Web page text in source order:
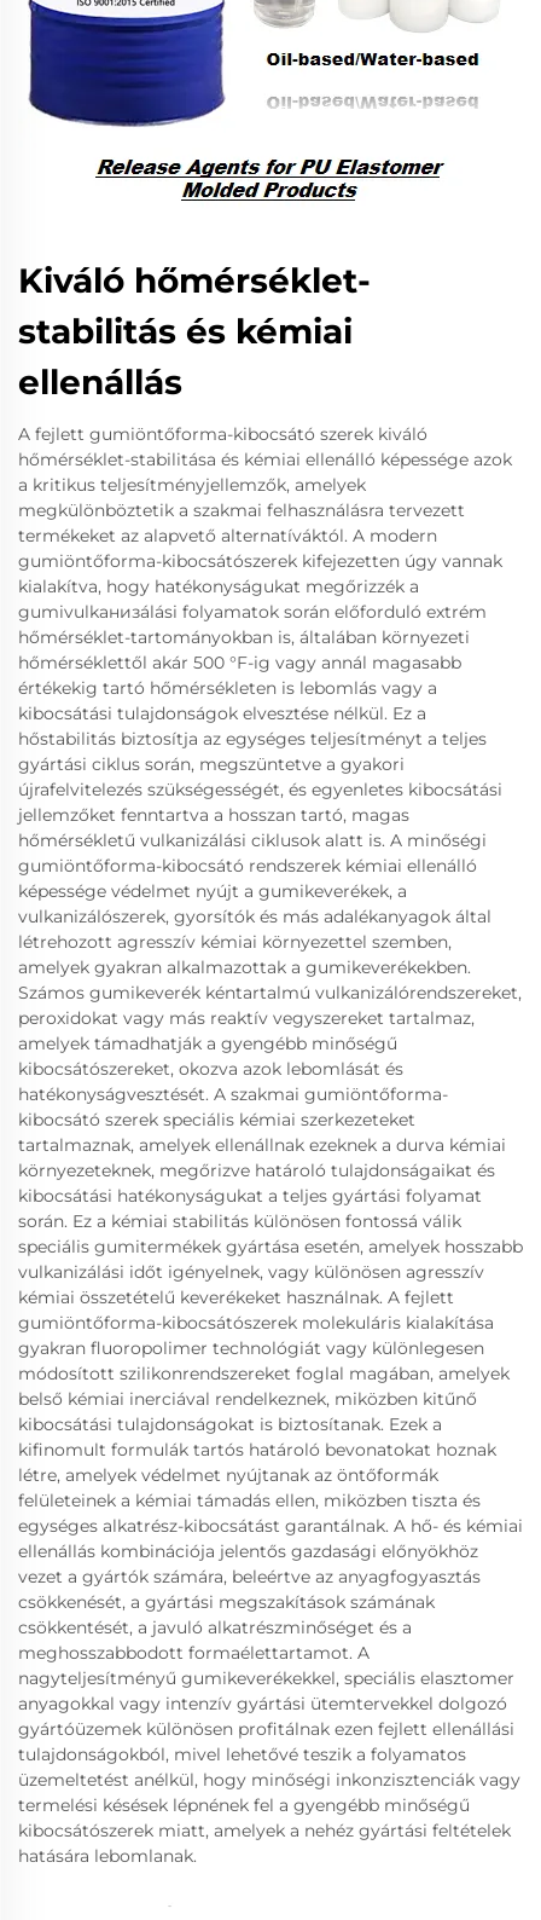
Kiváló hőmérséklet-
stabilitás és kémiai
ellenállás
A fejlett gumiöntőforma-kibocsátó szerek kiváló
hőmérséklet-stabilitása és kémiai ellenálló képessége azok
a kritikus teljesítményjellemzők, amelyek
megkülönböztetik a szakmai felhasználásra tervezett
termékeket az alapvető alternatíváktól. A modern
gumiöntőforma-kibocsátószerek kifejezetten úgy vannak
kialakítva, hogy hatékonyságukat megőrizzék a
gumivulkанизálási folyamatok során előforduló extrém
hőmérséklet-tartományokban is, általában környezeti
hőmérséklettől akár 500 °F-ig vagy annál magasabb
értékekig tartó hőmérsékleten is lebomlás vagy a
kibocsátási tulajdonságok elvesztése nélkül. Ez a
hőstabilitás biztosítja az egységes teljesítményt a teljes
gyártási ciklus során, megszüntetve a gyakori
újrafelvitelezés szükségességét, és egyenletes kibocsátási
jellemzőket fenntartva a hosszan tartó, magas
hőmérsékletű vulkanizálási ciklusok alatt is. A minőségi
gumiöntőforma-kibocsátó rendszerek kémiai ellenálló
képessége védelmet nyújt a gumikeverékek, a
vulkanizálószerek, gyorsítók és más adalékanyagok által
létrehozott agresszív kémiai környezettel szemben,
amelyek gyakran alkalmazottak a gumikeverékekben.
Számos gumikeverék kéntartalmú vulkanizálórendszereket,
peroxidokat vagy más reaktív vegyszereket tartalmaz,
amelyek támadhatják a gyengébb minőségű
kibocsátószereket, okozva azok lebomlását és
hatékonyságvesztését. A szakmai gumiöntőforma-
kibocsátó szerek speciális kémiai szerkezeteket
tartalmaznak, amelyek ellenállnak ezeknek a durva kémiai
környezeteknek, megőrizve határoló tulajdonságaikat és
kibocsátási hatékonyságukat a teljes gyártási folyamat
során. Ez a kémiai stabilitás különösen fontossá válik
speciális gumitermékek gyártása esetén, amelyek hosszabb
vulkanizálási időt igényelnek, vagy különösen agresszív
kémiai összetételű keverékeket használnak. A fejlett
gumiöntőforma-kibocsátószerek molekuláris kialakítása
gyakran fluoropolimer technológiát vagy különlegesen
módosított szilikonrendszereket foglal magában, amelyek
belső kémiai inerciával rendelkeznek, miközben kitűnő
kibocsátási tulajdonságokat is biztosítanak. Ezek a
kifinomult formulák tartós határoló bevonatokat hoznak
létre, amelyek védelmet nyújtanak az öntőformák
felületeinek a kémiai támadás ellen, miközben tiszta és
egységes alkatrész-kibocsátást garantálnak. A hő- és kémiai
ellenállás kombinációja jelentős gazdasági előnyökhöz
vezet a gyártók számára, beleértve az anyagfogyasztás
csökkenését, a gyártási megszakítások számának
csökkentését, a javuló alkatrészminőséget és a
meghosszabbodott formaélettartamot. A
nagyteljesítményű gumikeverékekkel, speciális elasztomer
anyagokkal vagy intenzív gyártási ütemtervekkel dolgozó
gyártóüzemek különösen profitálnak ezen fejlett ellenállási
tulajdonságokból, mivel lehetővé teszik a folyamatos
üzemeltetést anélkül, hogy minőségi inkonzisztenciák vagy
termelési késések lépnének fel a gyengébb minőségű
kibocsátószerek miatt, amelyek a nehéz gyártási feltételek
hatására lebomlanak.